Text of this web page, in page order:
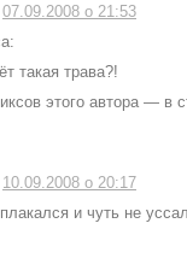
07.09.2008 о 21:53
такая трава?!
этого автора — в
10.09.2008 о 20:17
и чуть не